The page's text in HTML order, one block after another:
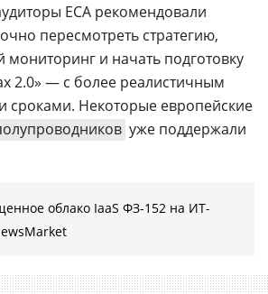
ECA рекомендовали
пересмотреть стратегию,
мониторинг и начать подготовку
2.0» — с более реалистичным
сроками. Некоторые европейские
уже поддержали
облако IaaS ФЗ-152 на ИТ-